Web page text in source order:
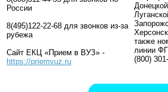
России
8(495)122-22-68 для звонков из-за
рубежа
Сайт ЕКЦ «Прием в ВУЗ» -
https://priemvuz.ru
также
линии
(800)